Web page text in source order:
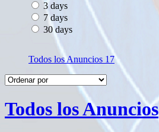
3 days
7 days
30 days
Todos los Anuncios 17
Todos los Anuncios